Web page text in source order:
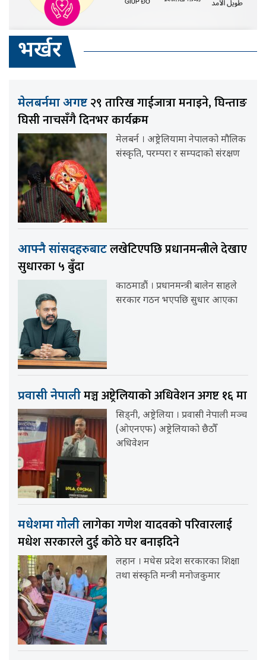
भर्खर
मेलबर्नमा अगष्ट २९ तारिख गाईजात्रा मनाइने, घिन्ताङ
घिसी नाचसँगै दिनभर कार्यक्रम
मेलबर्न । अष्ट्रेलियामा नेपालको मौलिक
संस्कृति, परम्परा र सम्पदाको संरक्षण
आफ्नै सांसदहरुबाटलखेटिएपछि प्रधानमन्त्रीले देखाए
सुधारका ५ बुँदा
काठमाडौं । प्रधानमन्त्री बालेन साहले
सरकार गठन भएपछि सुधार आएका
प्रवासी नेपालीमञ्च अष्ट्रेलियाको अधिवेशन अगष्ट १६ मा
सिड्नी, अष्ट्रेलिया । प्रवासी नेपाली मञ्च
(ओएनएफ) अष्ट्रेलियाको छैठौँ
अधिवेशन
मधेशमा गोलीलागेका गणेश यादवको परिवारलाई
मधेश सरकारले दुई कोठे घर बनाइदिने
लहान । मधेस प्रदेश सरकारका शिक्षा
तथा संस्कृति मन्त्री मनोजकुमार